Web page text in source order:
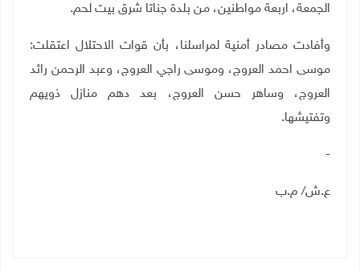
الجمعة، اربعة مواطنين، من بلدة جناتا شرق بيت لحم.
وأفادت مصادر أمنية لمراسلنا، بأن قوات الاحتلال اعتقلت:
موسى احمد العروج، وموسى راجي العروج، وعبد الرحمن رائد
العروج، وساهر حسن العروج، بعد دهم منازل ذويهم
وتفتيشها.
-
ع.ش/ م.ب